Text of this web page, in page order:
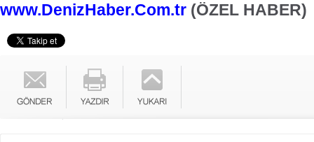
www.DenizHaber.Com.tr (ÖZEL HABER)